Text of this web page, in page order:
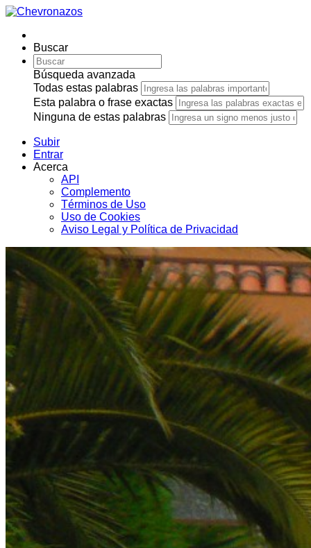
Buscar
Búsqueda avanzada
Todas estas palabras
Esta palabra o frase exactas
Ninguna de estas palabras
Subir
Entrar
Acerca
API
Complemento
Términos de Uso
Uso de Cookies
Aviso Legal y Política de Privacidad